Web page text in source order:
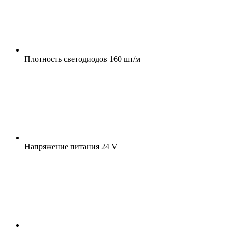
Плотность светодиодов 160 шт/м
Напряжение питания 24 V